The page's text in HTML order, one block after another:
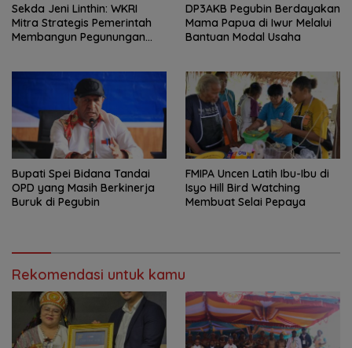
Sekda Jeni Linthin: WKRI
Mitra Strategis Pemerintah
Membangun Pegunungan
DP3AKB Pegubin Berdayakan
Mama Papua di Iwur Melalui
Bantuan Modal Usaha
Bupati Spei Bidana Tandai
OPD yang Masih Berkinerja
Buruk di Pegubin
FMIPA Uncen Latih Ibu-Ibu di
Isyo Hill Bird Watching
Membuat Selai Pepaya
Rekomendasi untuk kamu